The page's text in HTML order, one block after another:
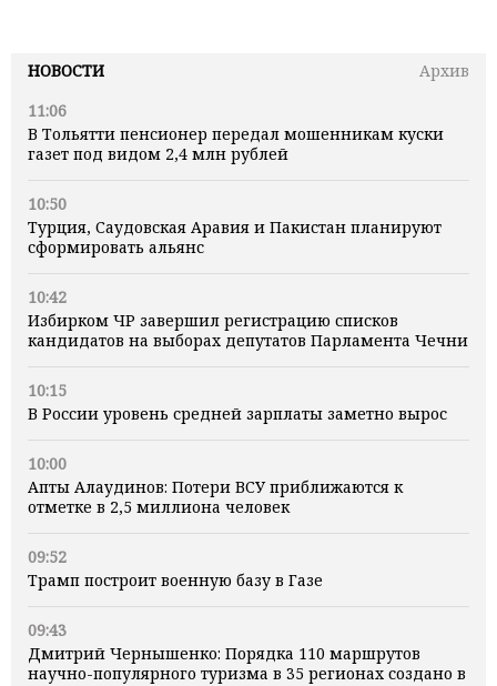
НОВОСТИ
Архив
11:06
В Тольятти пенсионер передал мошенникам куски
газет под видом 2,4 млн рублей
10:50
Турция, Саудовская Аравия и Пакистан планируют
сформировать альянс
10:42
Избирком ЧР завершил регистрацию списков
кандидатов на выборах депутатов Парламента Чечни
10:15
В России уровень средней зарплаты заметно вырос
10:00
Апты Алаудинов: Потери ВСУ приближаются к
отметке в 2,5 миллиона человек
09:52
Трамп построит военную базу в Газе
09:43
Дмитрий Чернышенко: Порядка 110 маршрутов
научно-популярного туризма в 35 регионах создано в